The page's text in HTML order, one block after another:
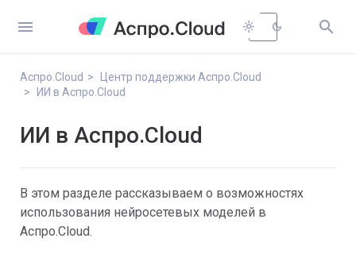
 light_mode dark_mode 
Аспро.Cloud
Центр поддержки Аспро.Cloud
ИИ в Аспро.Cloud
ИИ в Аспро.Cloud
В этом разделе рассказываем о возможностях
использования нейросетевых моделей в
Аспро.Cloud.